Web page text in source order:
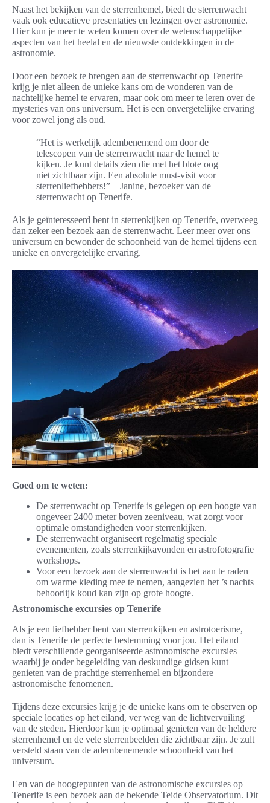
Naast het bekijken van de sterrenhemel, biedt de sterrenwacht
vaak ook educatieve presentaties en lezingen over astronomie.
Hier kun je meer te weten komen over de wetenschappelijke
aspecten van het heelal en de nieuwste ontdekkingen in de
astronomie.
Door een bezoek te brengen aan de sterrenwacht op Tenerife
krijg je niet alleen de unieke kans om de wonderen van de
nachtelijke hemel te ervaren, maar ook om meer te leren over de
mysteries van ons universum. Het is een onvergetelijke ervaring
voor zowel jong als oud.
“Het is werkelijk adembenemend om door de
telescopen van de sterrenwacht naar de hemel te
kijken. Je kunt details zien die met het blote oog
niet zichtbaar zijn. Een absolute must-visit voor
sterrenliefhebbers!” – Janine, bezoeker van de
sterrenwacht op Tenerife.
Als je geïnteresseerd bent in sterrenkijken op Tenerife, overweeg
dan zeker een bezoek aan de sterrenwacht. Leer meer over ons
universum en bewonder de schoonheid van de hemel tijdens een
unieke en onvergetelijke ervaring.
Goed om te weten:
De sterrenwacht op Tenerife is gelegen op een hoogte van
ongeveer 2400 meter boven zeeniveau, wat zorgt voor
optimale omstandigheden voor sterrenkijken.
De sterrenwacht organiseert regelmatig speciale
evenementen, zoals sterrenkijkavonden en astrofotografie
workshops.
Voor een bezoek aan de sterrenwacht is het aan te raden
om warme kleding mee te nemen, aangezien het ’s nachts
behoorlijk koud kan zijn op grote hoogte.
Astronomische excursies op Tenerife
Als je een liefhebber bent van sterrenkijken en astrotoerisme,
dan is Tenerife de perfecte bestemming voor jou. Het eiland
biedt verschillende georganiseerde astronomische excursies
waarbij je onder begeleiding van deskundige gidsen kunt
genieten van de prachtige sterrenhemel en bijzondere
astronomische fenomenen.
Tijdens deze excursies krijg je de unieke kans om te observen op
speciale locaties op het eiland, ver weg van de lichtvervuiling
van de steden. Hierdoor kun je optimaal genieten van de heldere
sterrenhemel en de vele sterrenbeelden die zichtbaar zijn. Je zult
versteld staan van de adembenemende schoonheid van het
universum.
Een van de hoogtepunten van de astronomische excursies op
Tenerife is een bezoek aan de bekende Teide Observatorium. Dit